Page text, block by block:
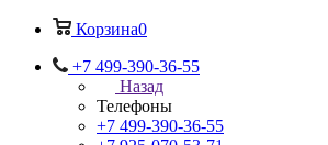
Корзина0
+7 499-390-36-55
Назад
Телефоны
+7 499-390-36-55